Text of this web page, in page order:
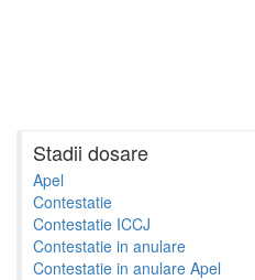
Stadii dosare
Apel
Contestatie
Contestatie ICCJ
Contestatie in anulare
Contestatie in anulare Apel